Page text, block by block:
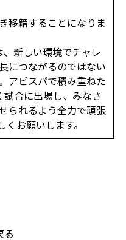
移籍することになりま
新しい環境でチャレ
につながるのではない
アビスパで積み重ねた
合に出場し、みなさ
られるよう全力で頑張
お願いします。
る